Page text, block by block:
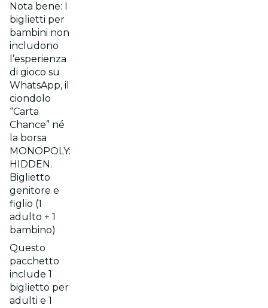
Nota bene: I
biglietti per
bambini non
includono
l’esperienza
di gioco su
WhatsApp, il
ciondolo
“Carta
Chance” né
la borsa
MONOPOLY:
HIDDEN.
Biglietto
genitore e
figlio (1
adulto + 1
bambino)
Questo
pacchetto
include 1
biglietto per
adulti e 1